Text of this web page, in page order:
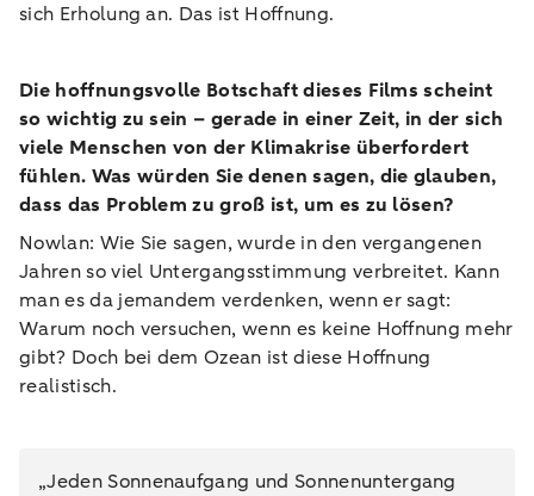
sich Erholung an. Das ist Hoffnung.
Die hoffnungsvolle Botschaft dieses Films scheint
so wichtig zu sein – gerade in einer Zeit, in der sich
viele Menschen von der Klimakrise überfordert
fühlen. Was würden Sie denen sagen, die glauben,
dass das Problem zu groß ist, um es zu lösen?
Nowlan: Wie Sie sagen, wurde in den vergangenen
Jahren so viel Untergangsstimmung verbreitet. Kann
man es da jemandem verdenken, wenn er sagt:
Warum noch versuchen, wenn es keine Hoffnung mehr
gibt? Doch bei dem Ozean ist diese Hoffnung
realistisch.
„Jeden Sonnenaufgang und Sonnenuntergang